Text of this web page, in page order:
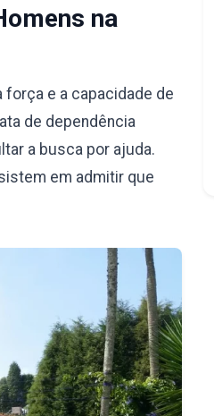
na
força e a capacidade de
de dependência
a busca por ajuda.
em admitir que